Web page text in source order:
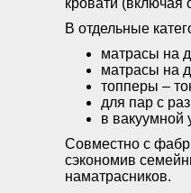
кровати (включая
В отдельные
матрасы на
матрасы на
топперы –
для пар с
в вакуумной
Совместно с
сэкономив
наматрасников.